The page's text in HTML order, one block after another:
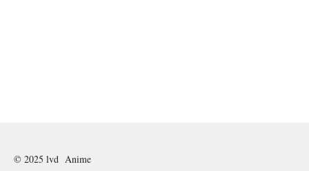
© 2025 lvd Anime